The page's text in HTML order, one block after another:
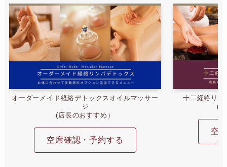
オーダーメイド経絡デトックスオイルマッサー
ジ
(店長のおすすめ）
空席確認・予約する
十二経絡リン
(
空